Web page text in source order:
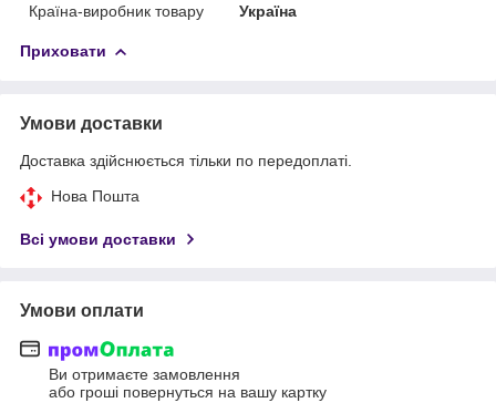
Країна-виробник товару Україна
Приховати
Умови доставки
Доставка здійснюється тільки по передоплаті.
Нова Пошта
Всі умови доставки
Умови оплати
Ви отримаєте замовлення
або гроші повернуться на вашу картку